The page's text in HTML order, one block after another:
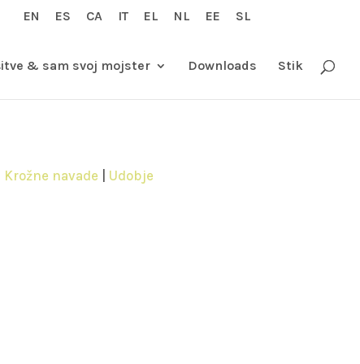
EN ES CA IT EL NL EE SL
& sam svoj mojster Downloads Stik
Krožne navade Udobje